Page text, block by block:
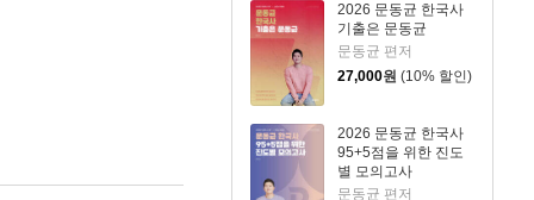
2026 문동균 한국사
기출은 문동균
문동균 편저
27,000원 (10% 할인)
2026 문동균 한국사
95+5점을 위한 진도
별 모의고사
문동균 편저